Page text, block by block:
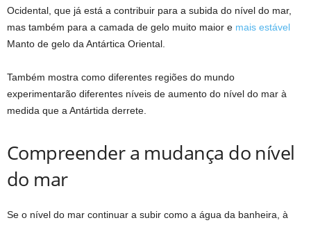
Ocidental, que já está a contribuir para a subida do nível do mar,
mas também para a camada de gelo muito maior e mais estável
Manto de gelo da Antártica Oriental.
Também mostra como diferentes regiões do mundo
experimentarão diferentes níveis de aumento do nível do mar à
medida que a Antártida derrete.
Compreender a mudança do nível
do mar
Se o nível do mar continuar a subir como a água da banheira, à